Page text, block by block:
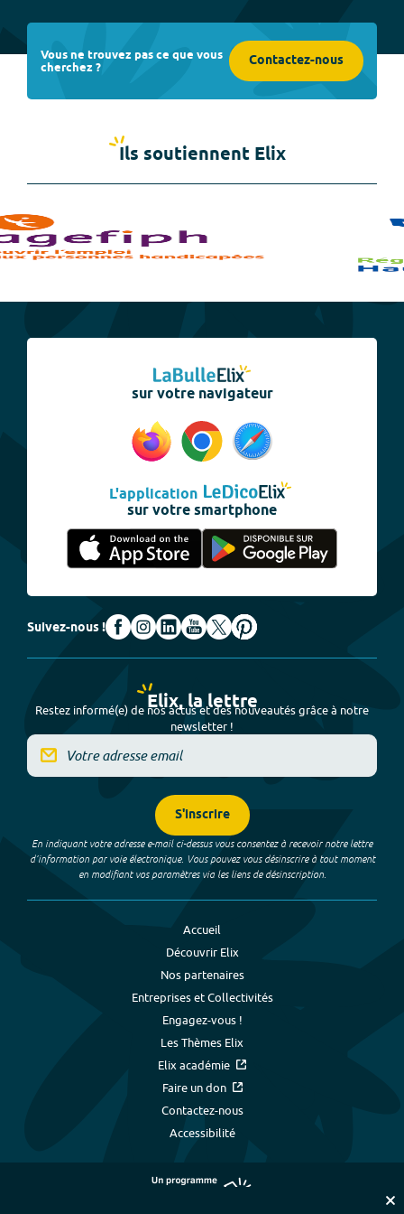
Vous ne trouvez pas ce que vous
cherchez ? Contactez-nous
Ils soutiennent Elix
sur votre navigateur
L'application
sur votre smartphone
Suivez-nous !
Elix, la lettre
Restez informé(e) de nos actus et des nouveautés grâce à notre
newsletter !
S'inscrire
En indiquant votre adresse e-mail ci-dessus vous consentez à recevoir notre lettre
d’information par voie électronique. Vous pouvez vous désinscrire à tout moment
en modifiant vos paramètres via les liens de désinscription.
Accueil
Découvrir Elix
Nos partenaires
Entreprises et Collectivités
Engagez-vous !
Les Thèmes Elix
Elix académie
Faire un don
Contactez-nous
Accessibilité